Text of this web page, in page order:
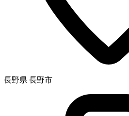
長野県 長野市